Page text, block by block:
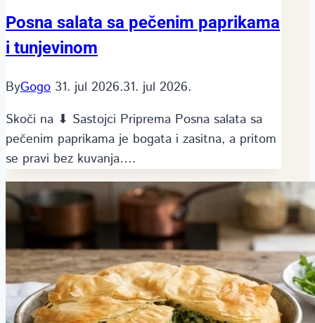
Posna salata sa pečenim paprikama
i tunjevinom
ByGogo 31. jul 2026.31. jul 2026.
Skoči na ⬇ Sastojci Priprema Posna salata sa
pečenim paprikama je bogata i zasitna, a pritom
se pravi bez kuvanja….